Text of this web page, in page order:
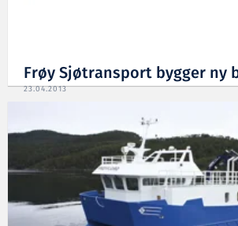
Frøy Sjøtransport bygger ny
23.04.2013